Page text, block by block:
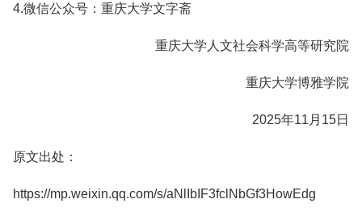
4.微信公众号：重庆大学文字斋
重庆大学人文社会科学高等研究院
重庆大学博雅学院
2025年11月15日
原文出处：
https://mp.weixin.qq.com/s/aNlIbIF3fclNbGf3HowEdg